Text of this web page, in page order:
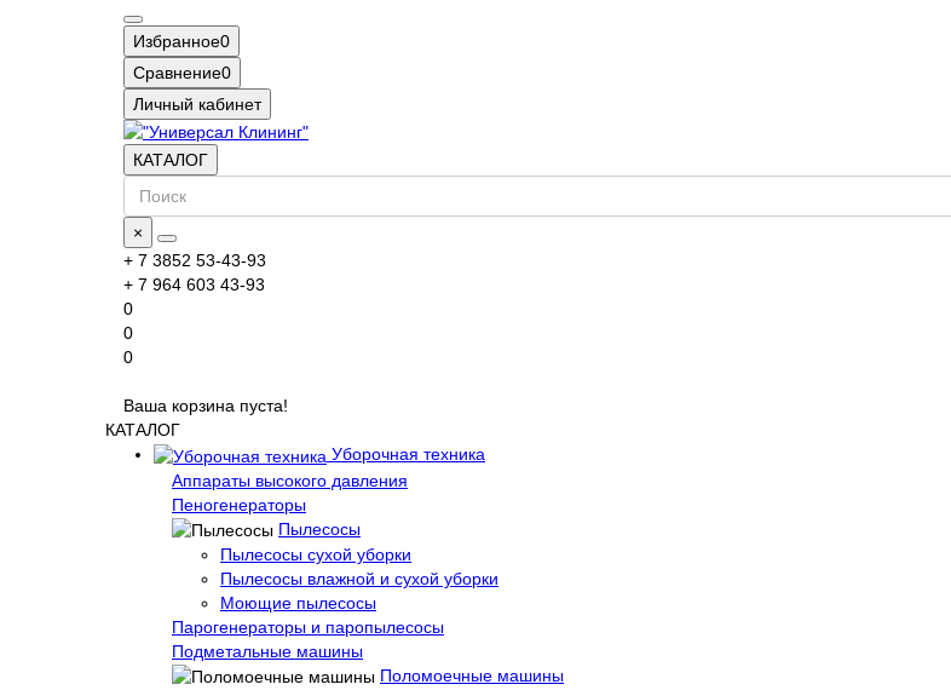
Избранное0
Сравнение0
Личный кабинет
КАТАЛОГ
×
+ 7 3852 53-43-93
+ 7 964 603 43-93
0
0
0
Ваша корзина пуста!
КАТАЛОГ
Уборочная техника
Аппараты высокого давления
Пеногенераторы
Пылесосы
Пылесосы сухой уборки
Пылесосы влажной и сухой уборки
Моющие пылесосы
Парогенераторы и паропылесосы
Подметальные машины
Поломоечные машины